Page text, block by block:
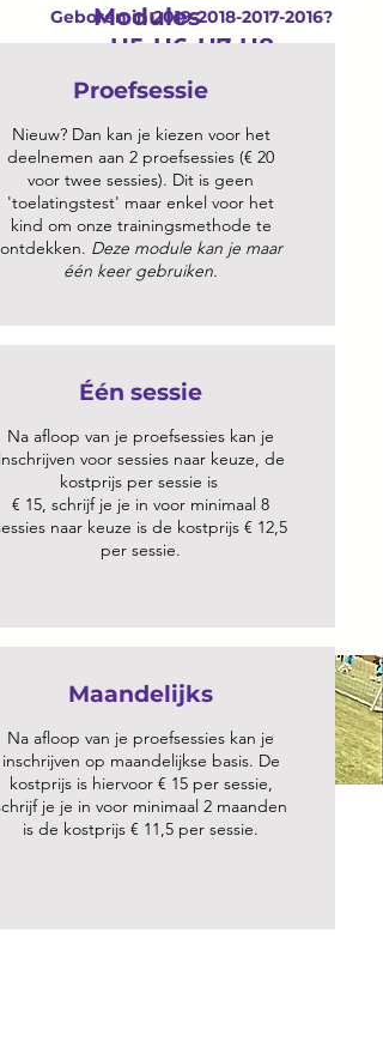
Geboren in2019-2018-2017-2016?
U5-U6-U7-U8
Wachtlijst
Modules
Proefsessie
Nieuw? Dan kan je kiezen voor het
deelnemen aan 2 proefsessies (€ 20
voor twee sessies). Dit is geen
'toelatingstest' maar enkel voor het
kind om onze trainingsmethode te
ontdekken. Deze module kan je maar
één keer gebruiken.
Één sessie
Na afloop van je proefsessies kan je
voor sessies naar keuze, de
kostprijs per sessie is
€ 15, schrijf je je in voor minimaal 8
naar keuze is de kostprijs € 12,5
per sessie.
Maandelijks
Na afloop van je proefsessies kan je
inschrijven op maandelijkse basis. De
kostprijs is hiervoor € 15 per sessie,
je je in voor minimaal 2 maanden
is de kostprijs € 11,5 per sessie.